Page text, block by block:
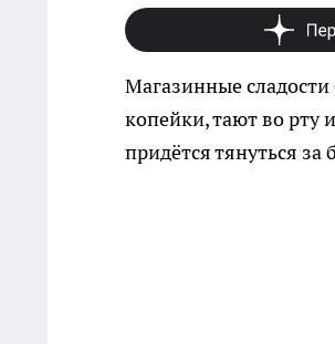
Магазинные
копейки, тают во рту
придётся тянуться за